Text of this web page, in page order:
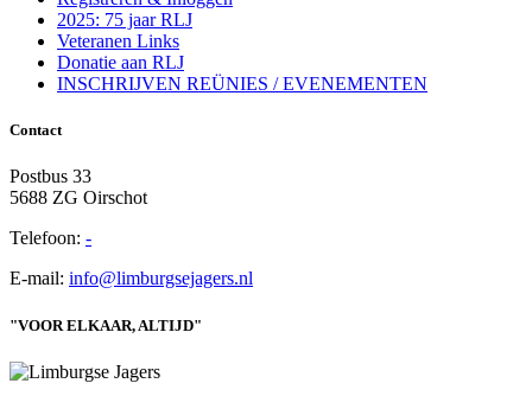
2025: 75 jaar RLJ
Veteranen Links
Donatie aan RLJ
INSCHRIJVEN REÜNIES / EVENEMENTEN
Contact
Postbus 33
5688 ZG Oirschot
Telefoon: -
E-mail: info@limburgsejagers.nl
"VOOR ELKAAR, ALTIJD"